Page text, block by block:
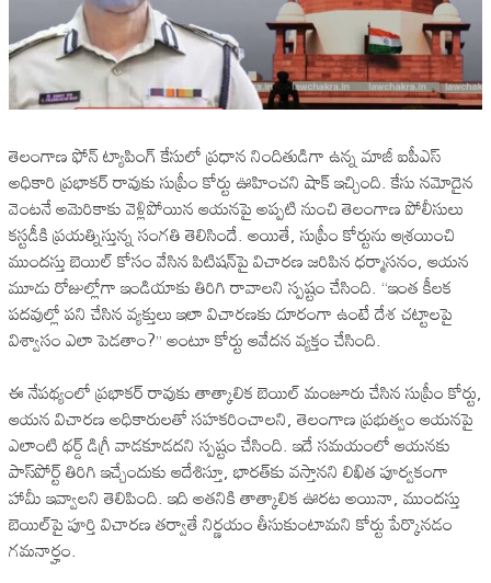
తెలంగాణ ఫోన్ ట్యాపింగ్ కేసులో ప్రధాన నిందితుడిగా ఉన్న మాజీ ఐపీఎస్
అధికారి ప్రభాకర్ రావుకు సుప్రీం కోర్టు ఊహించని షాక్ ఇచ్చింది. కేసు నమోదైన
వెంటనే అమెరికాకు వెళ్లిపోయిన ఆయనపై అప్పటి నుంచి తెలంగాణ పోలీసులు
కస్టడీకి ప్రయత్నిస్తున్న సంగతి తెలిసిందే. అయితే, సుప్రీం కోర్టును ఆశ్రయించి
ముందస్తు బెయిల్ కోసం వేసిన పిటిషన్‌పై విచారణ జరిపిన ధర్మాసనం, ఆయన
మూడు రోజుల్లోగా ఇండియాకు తిరిగి రావాలని స్పష్టం చేసింది. “ఇంత కీలక
పదవుల్లో పని చేసిన వ్యక్తులు ఇలా విచారణకు దూరంగా ఉంటే దేశ చట్టాలపై
విశ్వాసం ఎలా పెడతాం?” అంటూ కోర్టు ఆవేదన వ్యక్తం చేసింది.
ఈ నేపథ్యంలో ప్రభాకర్ రావుకు తాత్కాలిక బెయిల్ మంజూరు చేసిన సుప్రీం కోర్టు,
ఆయన విచారణ అధికారులతో సహకరించాలని, తెలంగాణ ప్రభుత్వం ఆయనపై
ఎలాంటి థర్డ్ డిగ్రీ వాడకూడదని స్పష్టం చేసింది. ఇదే సమయంలో ఆయనకు
పాస్‌పోర్ట్ తిరిగి ఇచ్చేందుకు ఆదేశిస్తూ, భారత్‌కు వస్తానని లిఖిత పూర్వకంగా
హామీ ఇవ్వాలని తెలిపింది. ఇది అతనికి తాత్కాలిక ఊరట అయినా, ముందస్తు
బెయిల్‌పై పూర్తి విచారణ తర్వాతే నిర్ణయం తీసుకుంటామని కోర్టు పేర్కొనడం
గమనార్హం.